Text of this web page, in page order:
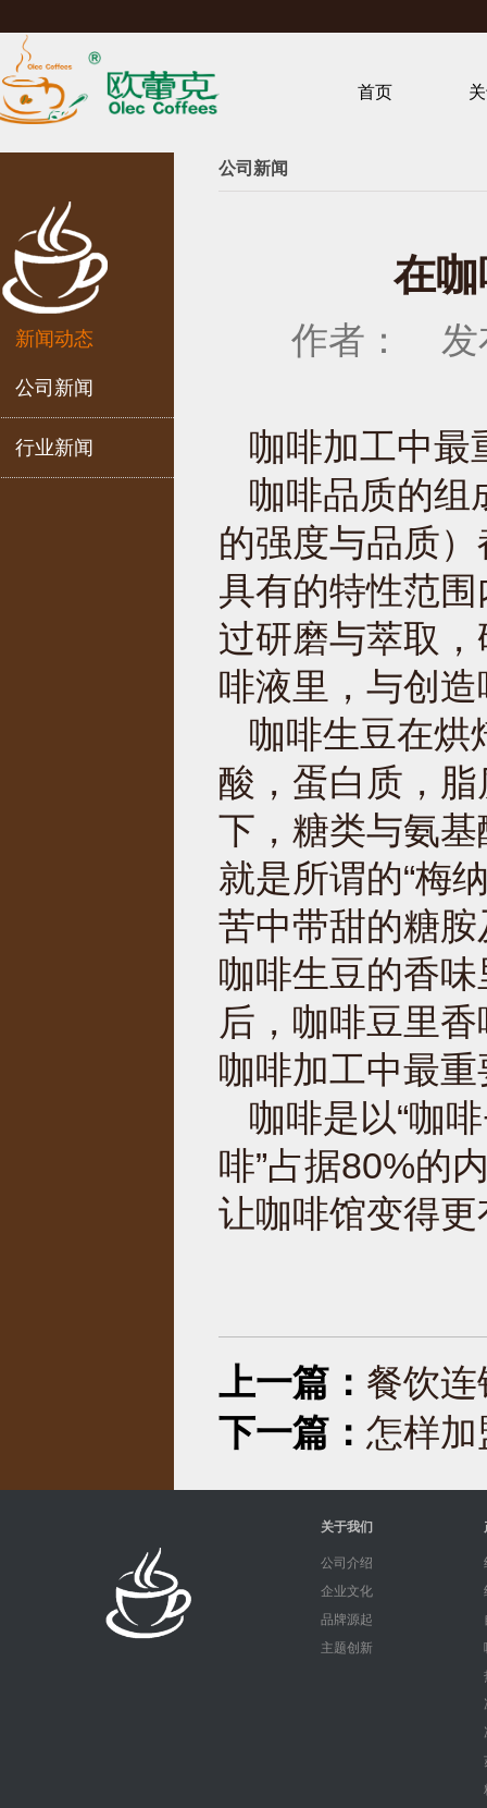
首页
新闻动态
公司新闻
行业新闻
公司新闻
在
作者： 发
咖啡加工中最
咖啡品质的组
的强度与品质
具有的特性范
过研磨与萃取
啡液里，与创
咖啡生豆在烘
酸，蛋白质，
下，糖类与氨
就是所谓的“梅
苦中带甜的糖
咖啡生豆的香
后，咖啡豆里
咖啡加工中最
咖啡是以“咖
啡”占据80%的
让咖啡馆变得
上一篇： 餐饮
下一篇： 怎样
关于我们
公司介绍
企业文化
品牌源起
主题创新